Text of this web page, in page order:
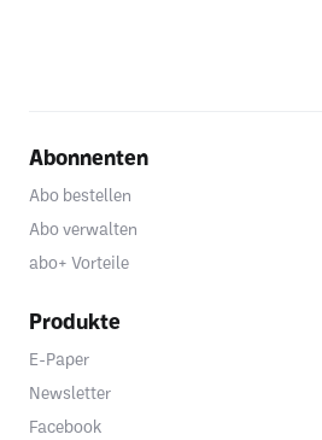
Abonnenten
Abo bestellen
Abo verwalten
abo+ Vorteile
Produkte
E-Paper
Newsletter
Facebook